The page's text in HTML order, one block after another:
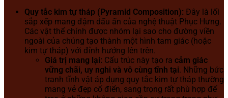
Quy tắc kim tự tháp (Pyramid Composition): Đây là lối
sắp xếp mang đậm dấu ấn của nghệ thuật Phục Hưng.
Các vật thể chính được nhóm lại sao cho đường viền
ngoài của chúng tạo thành một hình tam giác (hoặc
kim tự tháp) với đỉnh hướng lên trên.
Giá trị mang lại: Cấu trúc này tạo ra cảm giác
vững chãi, uy nghi và vô cùng tĩnh tại. Những bức
tranh tĩnh vật áp dụng quy tắc kim tự tháp thường
mang vẻ đẹp cổ điển, sang trọng rất phù hợp để